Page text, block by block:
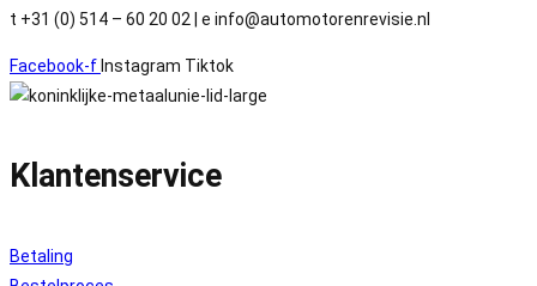
t +31 (0) 514 – 60 20 02 | e info@automotorenrevisie.nl
Facebook-f Instagram Tiktok
Klantenservice
Betaling